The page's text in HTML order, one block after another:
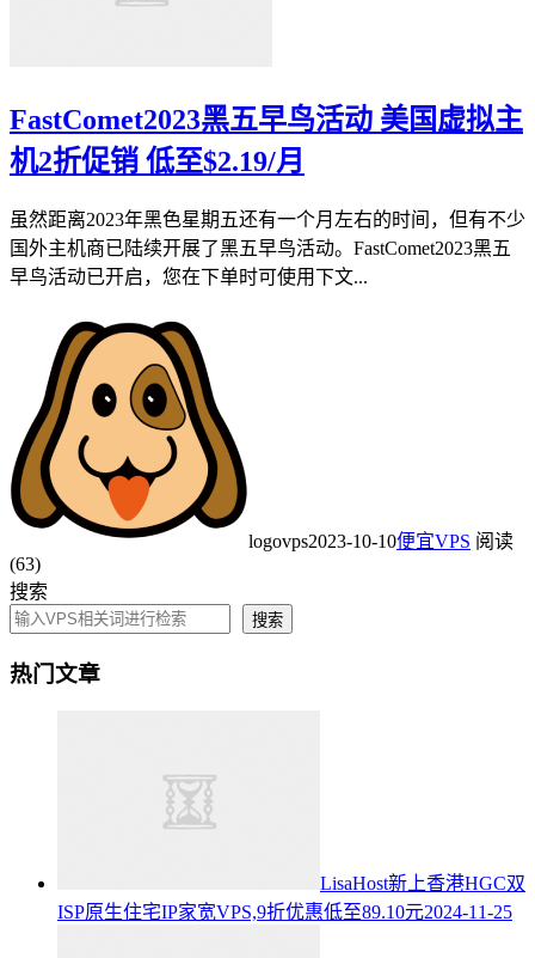
FastComet2023黑五早鸟活动 美国虚拟主
机2折促销 低至$2.19/月
虽然距离2023年黑色星期五还有一个月左右的时间，但有不少
国外主机商已陆续开展了黑五早鸟活动。FastComet2023黑五
早鸟活动已开启，您在下单时可使用下文...
logovps2023-10-10便宜VPS 阅读
(63)
搜索
搜索
热门文章
LisaHost新上香港HGC双
ISP原生住宅IP家宽VPS,9折优惠低至89.10元2024-11-25